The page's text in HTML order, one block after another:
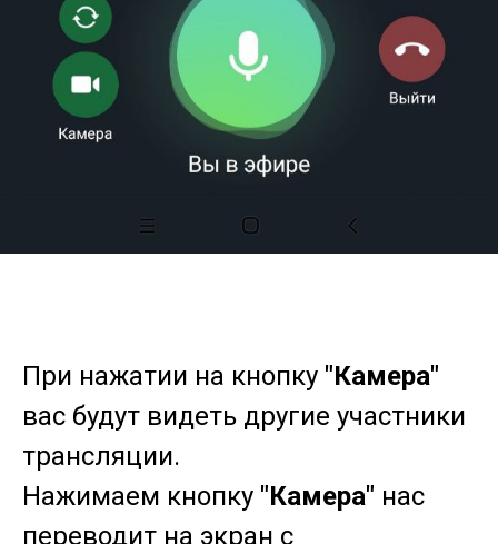
При нажатии на кнопку "Камера"
вас будут видеть другие участники
трансляции.
Нажимаем кнопку "Камера" нас
переводит на экран с